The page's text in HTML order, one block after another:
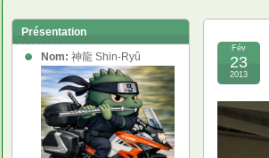
Fév
23
2013
Présentation
Nom: 神龍 Shin-Ryû